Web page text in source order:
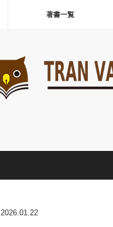
著書一覧
2026.01.22